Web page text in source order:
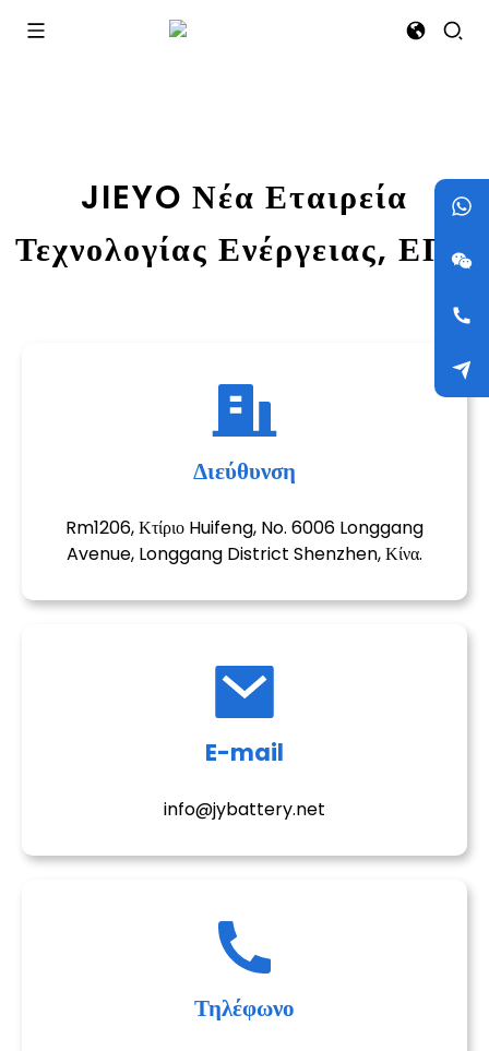
JIEYO Νέα Εταιρεία
Τεχνολογίας Ενέργειας, ΕΠΕ
Διεύθυνση
Rm1206, Κτίριο Huifeng, No. 6006 Longgang
Avenue, Longgang District Shenzhen, Κίνα.
E-mail
info@jybattery.net
Τηλέφωνο